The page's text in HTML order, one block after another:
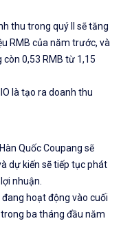
thu trong quý II sẽ tăng
RMB của năm trước, và
0,53 RMB từ 1,15
là tạo ra doanh thu
Quốc Coupang sẽ
dự kiến ​​sẽ tiếp tục phát
nhuận.
hoạt động vào cuối
ba tháng đầu năm